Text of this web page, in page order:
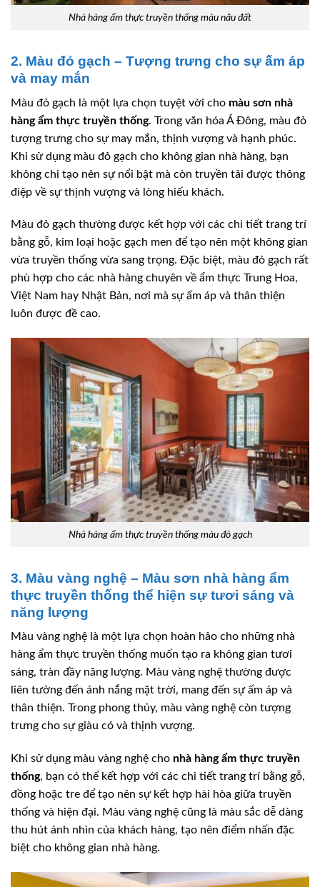
Nhà hàng ẩm thực truyền thống màu nâu đất
2. Màu đỏ gạch – Tượng trưng cho sự ấm áp
và may mắn
Màu đỏ gạch là một lựa chọn tuyệt vời cho màu sơn nhà
hàng ẩm thực truyền thống. Trong văn hóa Á Đông, màu đỏ
tượng trưng cho sự may mắn, thịnh vượng và hạnh phúc.
Khi sử dụng màu đỏ gạch cho không gian nhà hàng, bạn
không chỉ tạo nên sự nổi bật mà còn truyền tải được thông
điệp về sự thịnh vượng và lòng hiếu khách.
Màu đỏ gạch thường được kết hợp với các chi tiết trang trí
bằng gỗ, kim loại hoặc gạch men để tạo nên một không gian
vừa truyền thống vừa sang trọng. Đặc biệt, màu đỏ gạch rất
phù hợp cho các nhà hàng chuyên về ẩm thực Trung Hoa,
Việt Nam hay Nhật Bản, nơi mà sự ấm áp và thân thiện
luôn được đề cao.
Nhà hàng ẩm thực truyền thống màu đỏ gạch
3. Màu vàng nghệ – Màu sơn nhà hàng ẩm
thực truyền thống thể hiện sự tươi sáng và
năng lượng
Màu vàng nghệ là một lựa chọn hoàn hảo cho những nhà
hàng ẩm thực truyền thống muốn tạo ra không gian tươi
sáng, tràn đầy năng lượng. Màu vàng nghệ thường được
liên tưởng đến ánh nắng mặt trời, mang đến sự ấm áp và
thân thiện. Trong phong thủy, màu vàng nghệ còn tượng
trưng cho sự giàu có và thịnh vượng.
Khi sử dụng màu vàng nghệ cho nhà hàng ẩm thực truyền
thống, bạn có thể kết hợp với các chi tiết trang trí bằng gỗ,
đồng hoặc tre để tạo nên sự kết hợp hài hòa giữa truyền
thống và hiện đại. Màu vàng nghệ cũng là màu sắc dễ dàng
thu hút ánh nhìn của khách hàng, tạo nên điểm nhấn đặc
biệt cho không gian nhà hàng.